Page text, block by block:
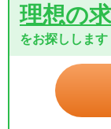
理想の
をお探しします